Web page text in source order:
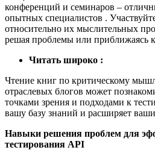
конференций и семинаров –
опытных специалистов .
относительно их мыслительных
решая проблемы или приближаясь
Читать широко :
Чтение книг по критическому
отраслевых блогов может
точками зрения и подходами к
вашу базу знаний и расширяет
Навыки решения проблем для
тестирования API